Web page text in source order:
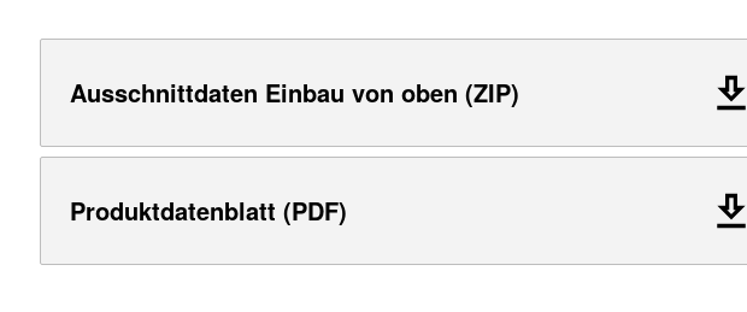
Ausschnittdaten Einbau von oben (ZIP)
Produktdatenblatt (PDF)